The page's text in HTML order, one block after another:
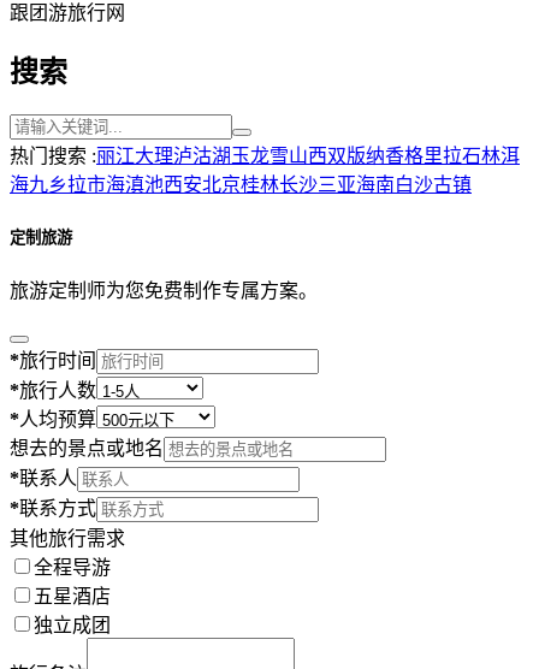
跟团游旅行网
搜索
热门搜索 :丽江大理泸沽湖 玉龙雪山西双版纳香格里拉石林洱
海九乡拉市海滇池西安北京桂林长沙三亚海南白沙古镇
定制旅游
旅游定制师为您免费制作专属方案。
*旅行时间
*旅行人数
*人均预算
想去的景点或地名
*联系人
*联系方式
其他旅行需求
全程导游
五星酒店
独立成团